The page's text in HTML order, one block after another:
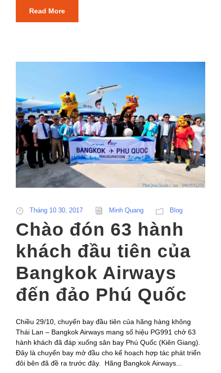
Read More
Tháng 10 30, 2017 Minh Quang Blog
Chào đón 63 hành
khách đầu tiên của
Bangkok Airways
đến đảo Phú Quốc
Chiều 29/10, chuyến bay đầu tiên của hãng hàng không
Thái Lan – Bangkok Airways mang số hiệu PG991 chở 63
hành khách đã đáp xuống sân bay Phú Quốc (Kiên Giang).
Đây là chuyến bay mở đầu cho kế hoạch hợp tác phát triển
đôi bên đã đề ra trước đây. Hãng Bangkok Airways...